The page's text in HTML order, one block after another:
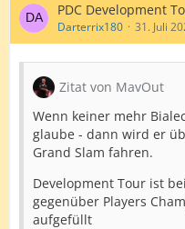
PDC Development
Darterrix180 31. Juli
Zitat von MavOut
Wenn keiner mehr
glaube - dann wird er
Grand Slam fahren.
Development Tour ist
gegenüber Players
aufgefüllt